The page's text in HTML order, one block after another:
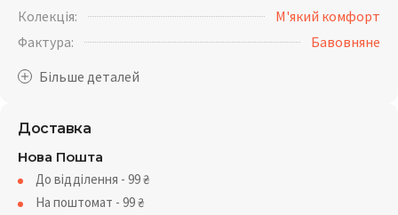
Колекція:
М'який комфорт
Фактура:
Бавовняне
Доставка
Нова Пошта
До відділення - 99₴
На поштомат - 99₴